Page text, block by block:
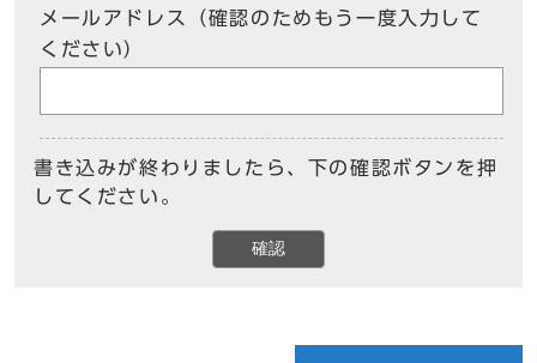
メールアドレス（確認のためもう一度入力して
ください）
書き込みが終わりましたら、下の確認ボタンを押
してください。
確認